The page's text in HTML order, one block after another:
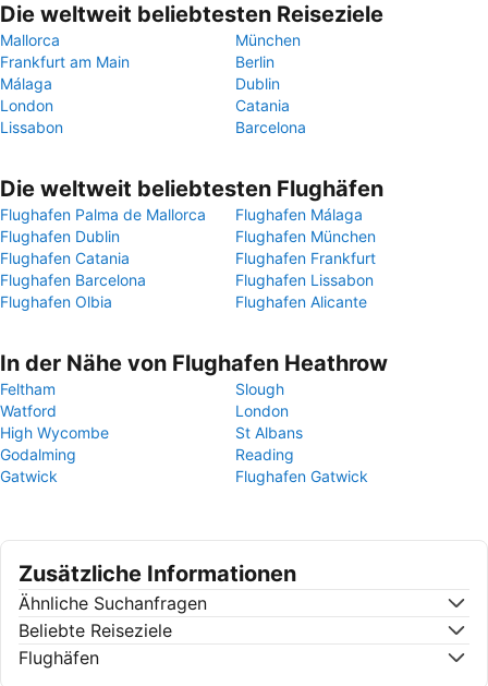
Die weltweit beliebtesten Reiseziele
Mallorca
München
Frankfurt am Main
Berlin
Málaga
Dublin
London
Catania
Lissabon
Barcelona
Die weltweit beliebtesten Flughäfen
Flughafen Palma de Mallorca
Flughafen Málaga
Flughafen Dublin
Flughafen München
Flughafen Catania
Flughafen Frankfurt
Flughafen Barcelona
Flughafen Lissabon
Flughafen Olbia
Flughafen Alicante
In der Nähe von Flughafen Heathrow
Feltham
Slough
Watford
London
High Wycombe
St Albans
Godalming
Reading
Gatwick
Flughafen Gatwick
Zusätzliche Informationen
Ähnliche Suchanfragen
Beliebte Reiseziele
Flughäfen